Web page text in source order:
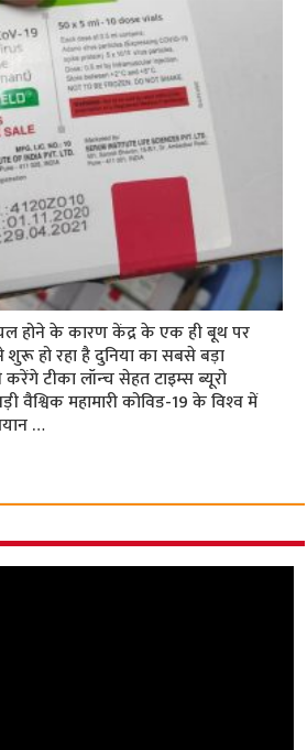
होने के कारण केंद्र के एक ही बूथ पर
हो रहा है दुनिया का सबसे बड़ा
टीका लॉन्‍च सेहत टाइम्‍स ब्‍यूरो
महामारी कोविड-19 के विश्‍व में
…